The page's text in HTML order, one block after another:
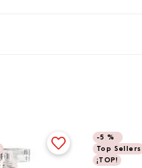
-5 %
Top Sellers
¡TOP!